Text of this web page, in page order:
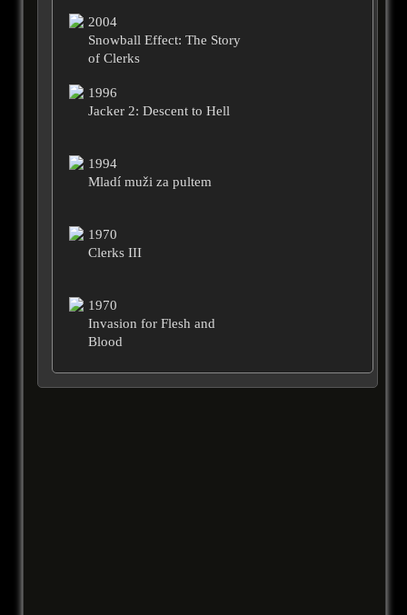
2004
Snowball Effect: The Story
of Clerks
1996
Jacker 2: Descent to Hell
1994
Mladí muži za pultem
1970
Clerks III
1970
Invasion for Flesh and
Blood